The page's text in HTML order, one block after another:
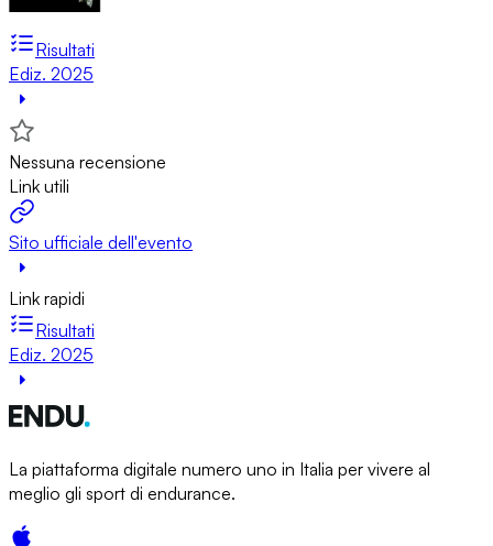
Risultati
Ediz. 2025
Nessuna recensione
Link utili
Sito ufficiale dell'evento
Link rapidi
Risultati
Ediz. 2025
La piattaforma digitale numero uno in Italia per vivere al
meglio gli sport di endurance.